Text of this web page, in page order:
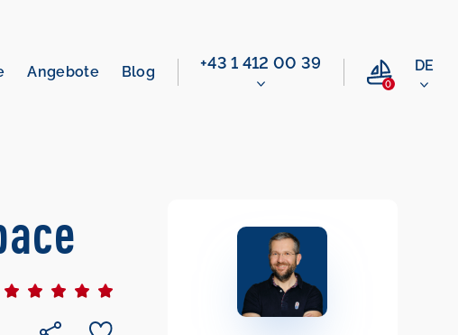
Angebote Blog +43 1 412 00 39
0
DE